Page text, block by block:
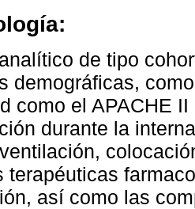
de tipo
demográficas,
como el APACHE
durante la
terapéuticas
así como las